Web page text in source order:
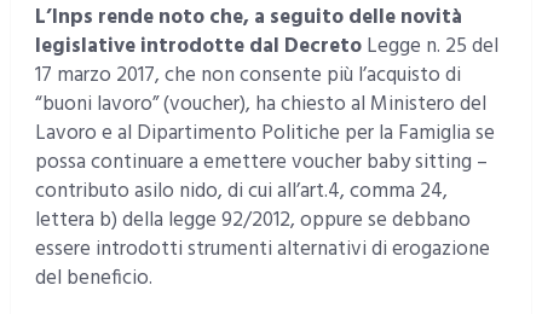
L’Inps rende noto che, a seguito delle novità
legislative introdotte dal DecretoLegge n. 25 del
17 marzo 2017, che non consente più l’acquisto di
“buoni lavoro” (voucher), ha chiesto al Ministero del
Lavoro e al Dipartimento Politiche per la Famiglia se
possa continuare a emettere voucher baby sitting –
contributo asilo nido, di cui all’art.4, comma 24,
lettera b) della legge 92/2012, oppure se debbano
essere introdotti strumenti alternativi di erogazione
del beneficio.